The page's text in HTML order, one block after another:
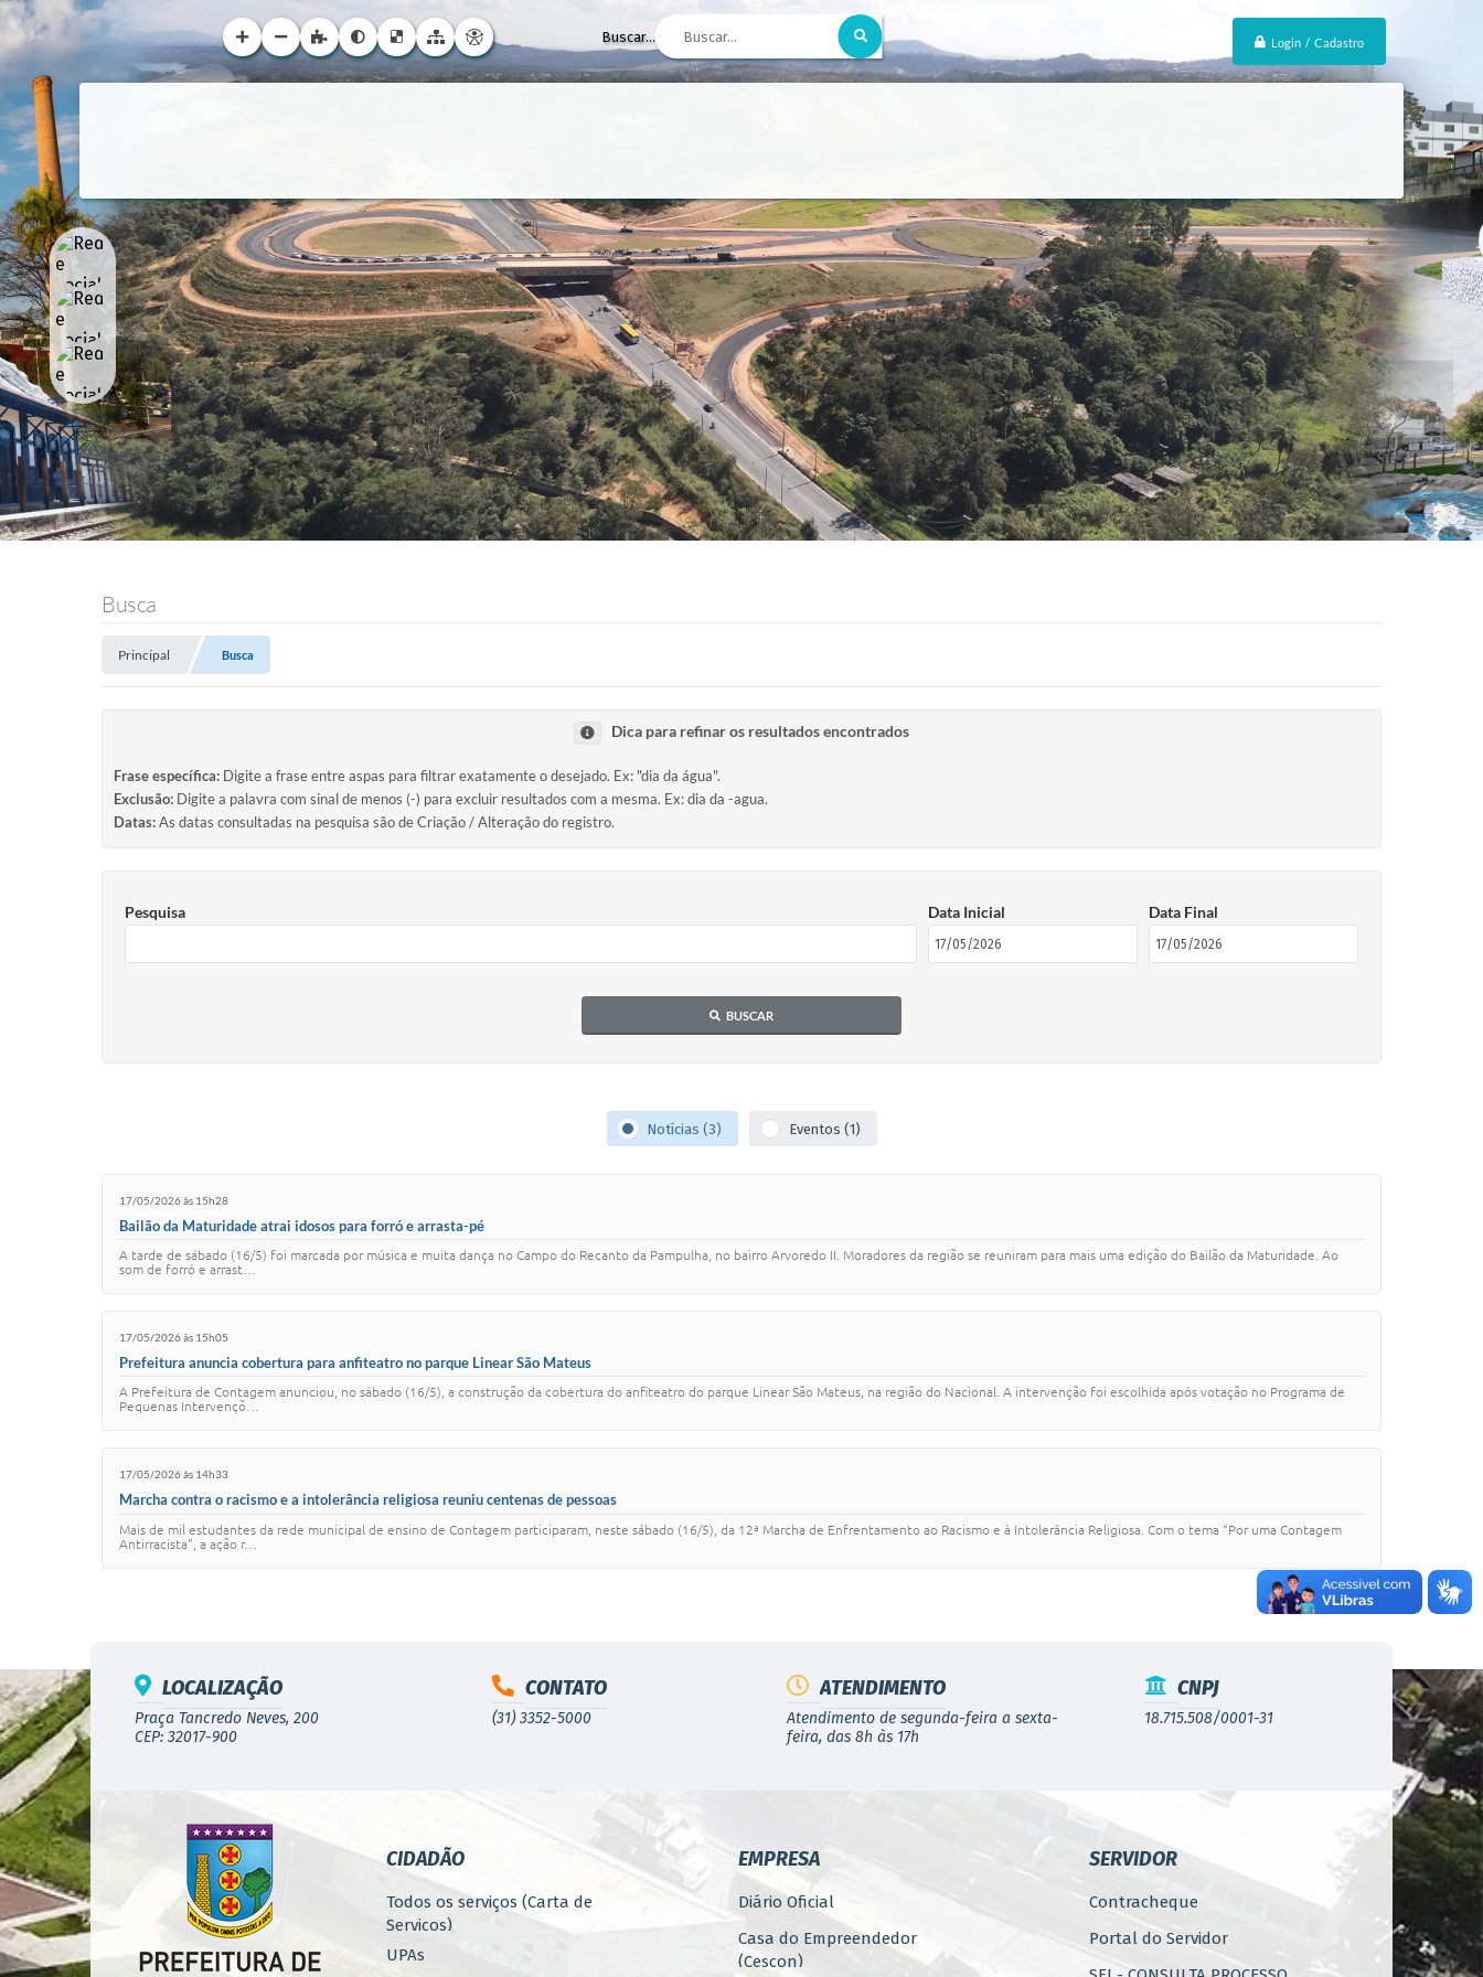
Login / Cadastro
Buscar...
Busca
Principal Busca
Dica para refinar os resultados encontrados
Frase específica: Digite a frase entre aspas para filtrar exatamente o desejado. Ex: "dia da água".
Exclusão: Digite a palavra com sinal de menos (-) para excluir resultados com a mesma. Ex: dia da -agua.
Datas:As datas consultadas na pesquisa são de Criação / Alteração do registro.
Pesquisa Data Inicial Data Final
BUSCAR
Notícias (3) Eventos (1)
17/05/2026 às 15h28
Bailão da Maturidade atrai idosos para forró e arrasta-pé
A tarde de sábado (16/5) foi marcada por música e muita dança no Campo do Recanto da Pampulha, no bairro Arvoredo II. Moradores da região se reuniram para mais uma edição do Bailão da Maturidade. Ao
som de forró e arrast…
17/05/2026 às 15h05
Prefeitura anuncia cobertura para anfiteatro no parque Linear São Mateus
A Prefeitura de Contagem anunciou, no sábado (16/5), a construção da cobertura do anfiteatro do parque Linear São Mateus, na região do Nacional. A intervenção foi escolhida após votação no Programa de
Pequenas Intervençõ…
17/05/2026 às 14h33
Marcha contra o racismo e a intolerância religiosa reuniu centenas de pessoas
Mais de mil estudantes da rede municipal de ensino de Contagem participaram, neste sábado (16/5), da 12ª Marcha de Enfrentamento ao Racismo e à Intolerância Religiosa. Com o tema “Por uma Contagem
Antirracista”, a ação r…
LOCALIZAÇÃO
Praça Tancredo Neves, 200
CEP: 32017-900
CONTATO
(31) 3352-5000
ATENDIMENTO
Atendimento de segunda-feira a sexta-
feira, das 8h às 17h
CNPJ
18.715.508/0001-31
CIDADÃO
Todos os serviços (Carta de
Serviços)
UPAs
EMPRESA
Diário Oficial
Casa do Empreendedor
(Cescon)
SERVIDOR
Contracheque
Portal do Servidor